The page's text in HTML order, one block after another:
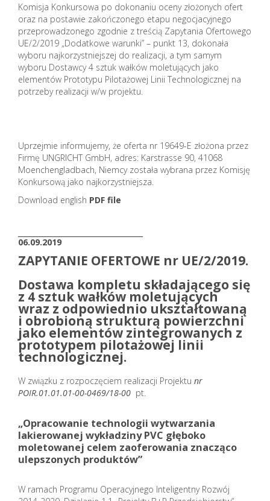
Komisja Konkursowa po dokonaniu oceny złożonych ofert
oraz na postawie zakończonego etapu negocjacyjnego
przeprowadzonego zgodnie z treścią Zapytania Ofertowego
UE/2/2019 „Dodatkowe warunki” – punkt 13, dokonała
wyboru najkorzystniejszej do realizacji, a tym samym
wyboru Dostawcy 4 sztuk wałków moletujących jako
elementów Prototypu Pilotażowej Linii Technologicznej na
potrzeby realizacji w/w projektu.
Uprzejmie informujemy, że oferta nr 19649-E złożona przez
Firmę UNGRICHT GmbH, adres: Karstrasse 90, 41068
Moenchengladbach, Niemcy została wybrana przez Komisję
Konkursową jako najkorzystniejsza.
Download english PDF file
06.09.2019
ZAPYTANIE OFERTOWE nr UE/2/2019.
Dostawa kompletu składającego się
z 4 sztuk wałków moletujących
wraz z odpowiednio ukształtowaną
i obrobioną strukturą powierzchni
jako elementów zintegrowanych z
prototypem pilotażowej linii
technologicznej.
W związku z rozpoczęciem realizacji Projektu nr
POIR.01.01.01-00-0469/18-00 pt.
„Opracowanie technologii wytwarzania
lakierowanej wykładziny PVC głęboko
moletowanej celem zaoferowania znacząco
ulepszonych produktów”
W ramach Programu Operacyjnego Inteligentny Rozwój